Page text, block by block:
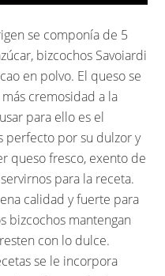
se componía de 5
bizcochos Savoiardi
en polvo. El queso se
cremosidad a la
para ello es el
perfecto por su dulzor y
queso fresco, exento de
para la receta.
calidad y fuerte para
bizcochos mantengan
con lo dulce.
se le incorpora